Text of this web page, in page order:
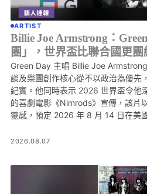
ARTIST
Billie Joe Armstrong：
團」，世界盃比聯合國更團
Green Day 主唱 Billie Joe
談及樂團創作核心從不以政治為優先
紀實。他同時表示 2026 世界盃令他
的喜劇電影《Nimrods》宣傳，該片
靈感，預定 2026 年 8 月 14 日在美
2026.08.07